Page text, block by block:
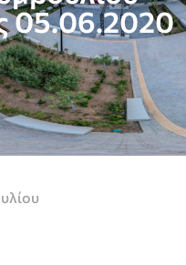
05.06.2020